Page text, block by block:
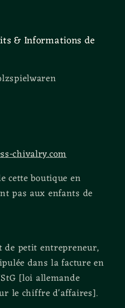
& Informations de
chivalry.com
cette boutique en
pas aux enfants de
petit entrepreneur,
dans la facture en
[loi allemande
le chiffre d'affaires].